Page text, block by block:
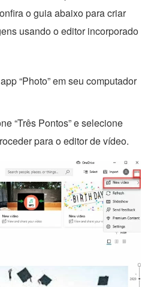
o guia abaixo para criar
usando o editor incorporado
“Photo” em seu computador
“Três Pontos” e selecione
para o editor de vídeo.